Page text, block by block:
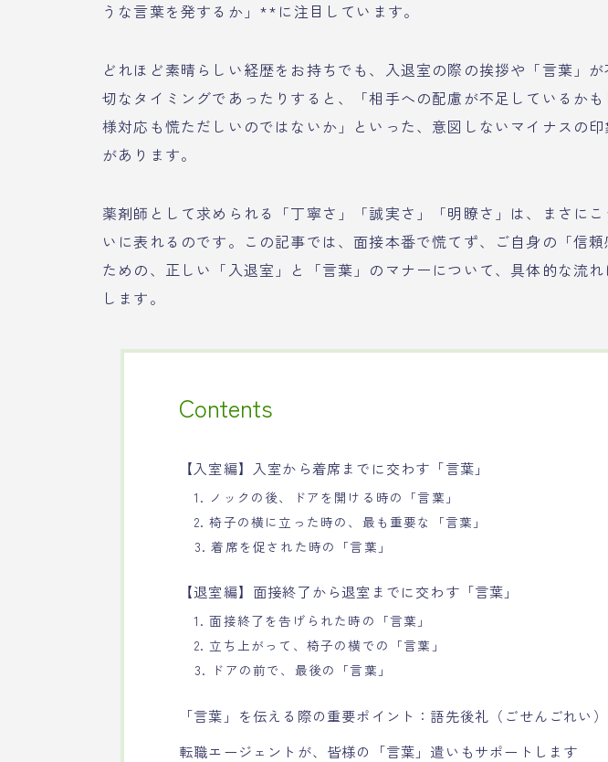
うな言葉を発するか」**に注目しています。
どれほど素晴らしい経歴をお持ちでも、入退室の際の挨拶や「言葉」
切なタイミングであったりすると、「相手への配慮が不足しているか
様対応も慌ただしいのではないか」といった、意図しないマイナスの
があります。
薬剤師として求められる「丁寧さ」「誠実さ」「明瞭さ」は、まさに
いに表れるのです。この記事では、面接本番で慌てず、ご自身の「信
ための、正しい「入退室」と「言葉」のマナーについて、具体的な流
します。
Contents
【入室編】入室から着席までに交わす「言葉」
1. ノックの後、ドアを開ける時の「言葉」
2. 椅子の横に立った時の、最も重要な「言葉」
3. 着席を促された時の「言葉」
【退室編】面接終了から退室までに交わす「言葉」
1. 面接終了を告げられた時の「言葉」
2. 立ち上がって、椅子の横での「言葉」
3. ドアの前で、最後の「言葉」
「言葉」を伝える際の重要ポイント：語先後礼（ごせんごれい）
転職エージェントが、皆様の「言葉」遣いもサポートします